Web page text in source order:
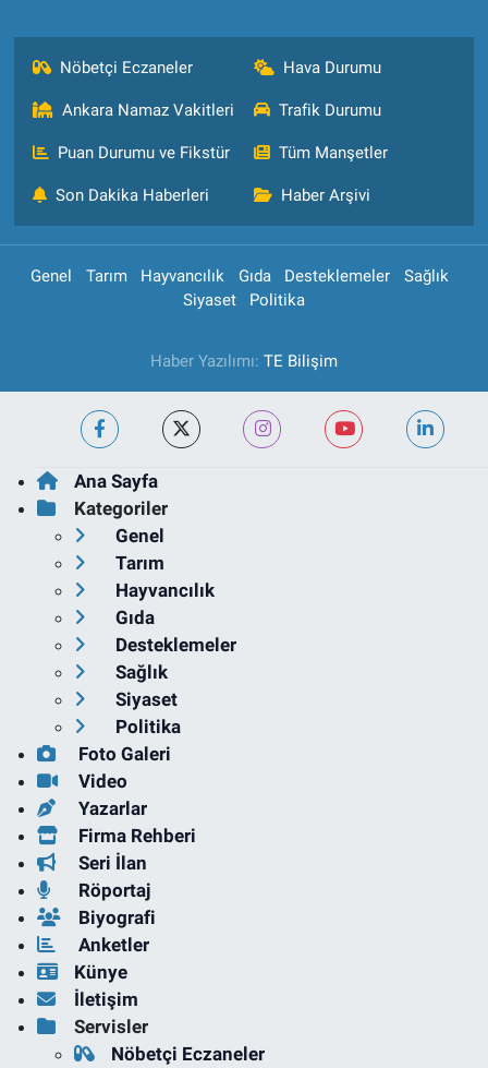
Nöbetçi Eczaneler Hava Durumu
Ankara Namaz Vakitleri Trafik Durumu
Puan Durumu ve Fikstür Tüm Manşetler
Son Dakika Haberleri Haber Arşivi
Genel Tarım Hayvancılık Gıda Desteklemeler
Sağlık
Siyaset
Politika
Haber Yazılımı: TE Bilişim
Ana Sayfa
Kategoriler
Genel
Tarım
Hayvancılık
Gıda
Desteklemeler
Sağlık
Siyaset
Politika
Foto Galeri
Video
Yazarlar
Firma Rehberi
Seri İlan
Röportaj
Biyografi
Anketler
Künye
İletişim
Servisler
Nöbetçi Eczaneler